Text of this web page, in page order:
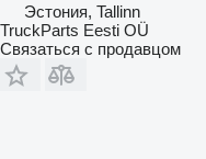
Эстония, Tallinn
TruckParts Eesti OÜ
Связаться с продавцом